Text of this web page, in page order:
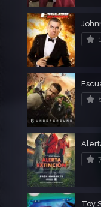
Toy